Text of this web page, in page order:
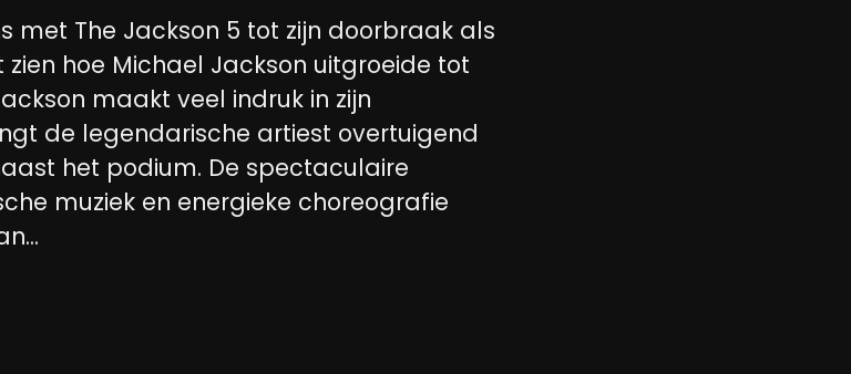
met The Jackson 5 tot zijn doorbraak als
hoe Michael Jackson uitgroeide tot
maakt veel indruk in zijn
de legendarische artiest overtuigend
het podium. De spectaculaire
muziek en energieke choreografie